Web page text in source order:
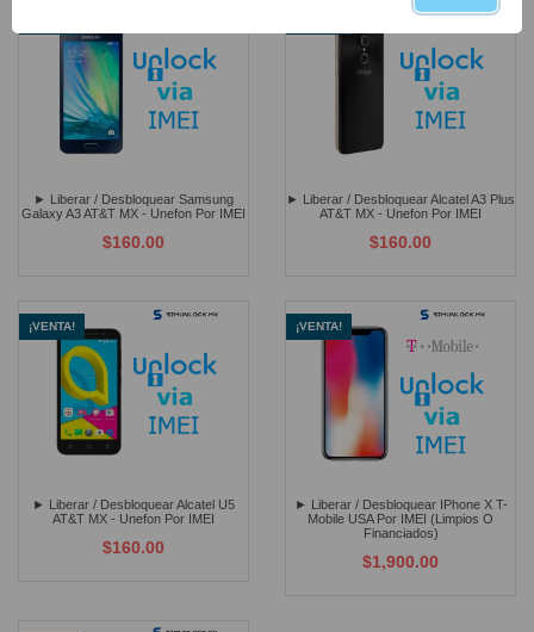
► Liberar / Desbloquear Samsung
Galaxy A3 AT&T MX - Unefon Por IMEI
$160.00
► Liberar / Desbloquear Alcatel A3 Plus
AT&T MX - Unefon Por IMEI
$160.00
¡VENTA!
► Liberar / Desbloquear Alcatel U5
AT&T MX - Unefon Por IMEI
$160.00
¡VENTA!
► Liberar / Desbloquear IPhone X T-
Mobile USA Por IMEI (Limpios O
Financiados)
$1,900.00